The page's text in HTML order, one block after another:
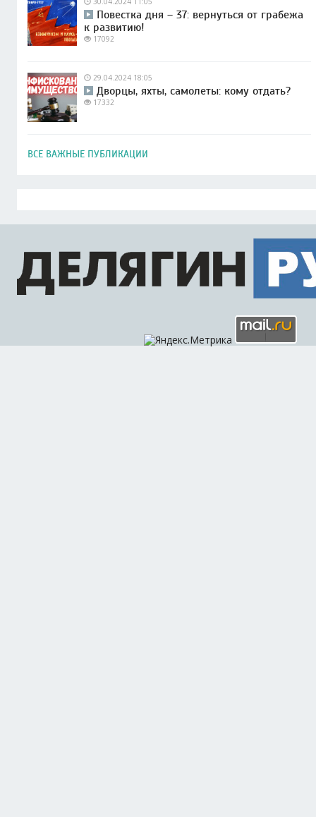
Повестка дня – 37: вернуться от грабежа
к развитию!
17092
29.04.2024 18:05
Дворцы, яхты, самолеты: кому отдать?
17332
ВСЕ ВАЖНЫЕ ПУБЛИКАЦИИ